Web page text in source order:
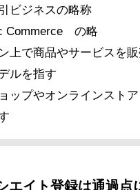
ビジネスの略称
Commerce の略
上で商品やサービスを
ルを指す
ップやオンラインスト
エイト登録は通過点